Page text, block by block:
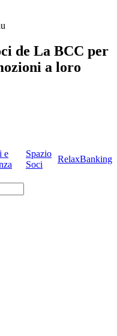
de La BCC per
a loro
e
Spazio
Soci
RelaxBanking